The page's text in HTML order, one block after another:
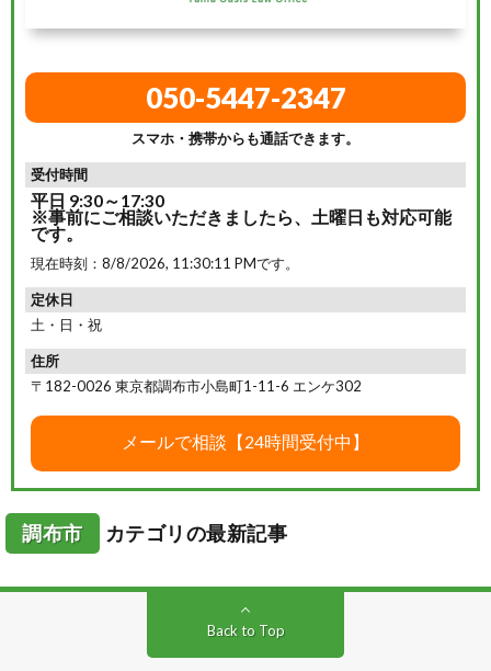
050-5447-2347
スマホ・携帯からも通話できます。
受付時間
平日 9:30～17:30
※事前にご相談いただきましたら、土曜日も対応可能
です。
現在時刻： 8/8/2026, 11:30:12 PMです。
定休日
土・日・祝
住所
〒182-0026 東京都調布市小島町1-11-6 エンケ302
調布市 カテゴリの最新記事
Back to Top